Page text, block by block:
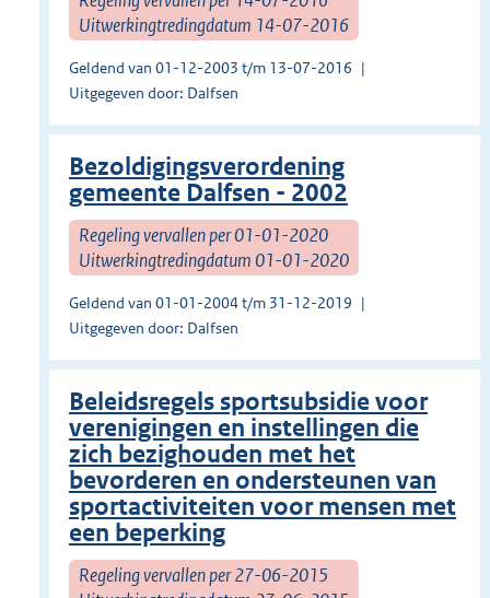
Uitwerkingtredingdatum 14-07-2016
Geldend van 01-12-2003 t/m 13-07-2016
Uitgegeven door: Dalfsen
Bezoldigingsverordening
gemeente Dalfsen - 2002
Regeling vervallen per 01-01-2020
Uitwerkingtredingdatum 01-01-2020
Geldend van 01-01-2004 t/m 31-12-2019
Uitgegeven door: Dalfsen
Beleidsregels sportsubsidie voor
verenigingen en instellingen die
zich bezighouden met het
bevorderen en ondersteunen van
sportactiviteiten voor mensen met
een beperking
Regeling vervallen per 27-06-2015